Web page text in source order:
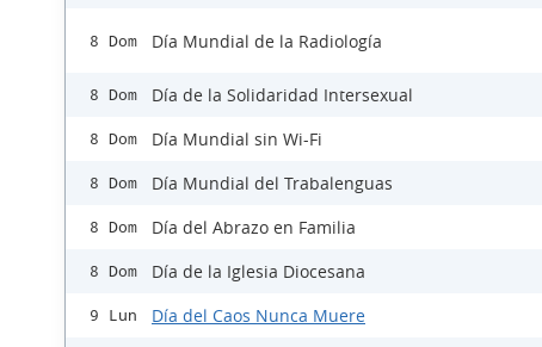
8 Dom Día Mundial de la Radiología
8 Dom Día de la Solidaridad Intersexual
8 Dom Día Mundial sin Wi-Fi
8 Dom Día Mundial del Trabalenguas
8 Dom Día del Abrazo en Familia
8 Dom Día de la Iglesia Diocesana
9 Lun Día del Caos Nunca Muere